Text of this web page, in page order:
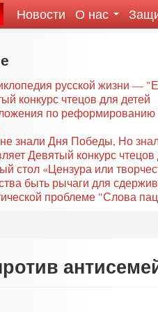
Новости О нас
русской жизни —
конкурс чтецов для детей
по реформированию
знали Дня Победы, Но
Девятый конкурс чтецов
стол «Цензура или
быть рычаги для
проблеме "Слова